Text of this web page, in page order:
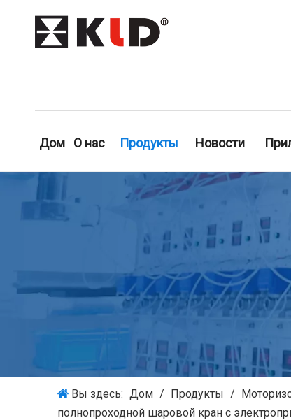
Дом О нас Продукты Новости
Вы здесь: Дом / Продукты /
полнопроходной шаровой кран с